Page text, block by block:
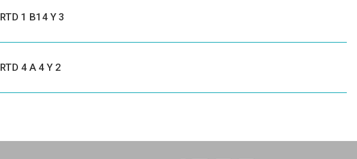
RTD 1 B14 Y 3
RTD 4 A 4 Y 2